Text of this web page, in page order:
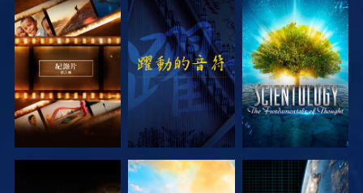
探索系列節目 觀看 探索系列節目